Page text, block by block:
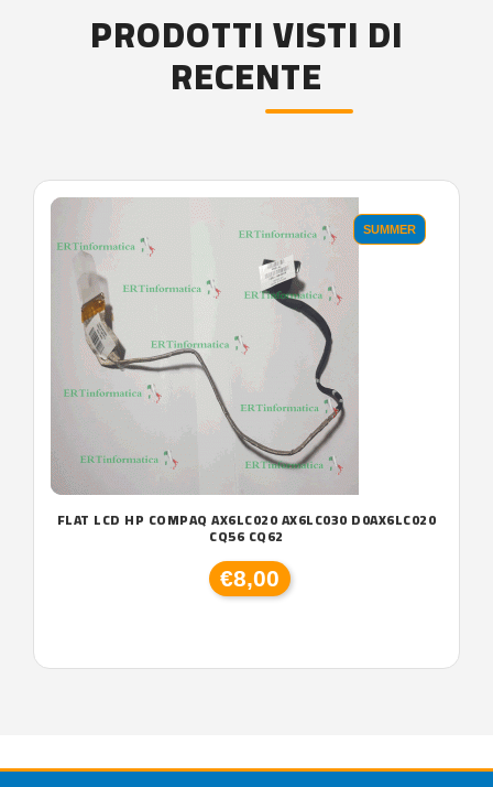
PRODOTTI VISTI DI
RECENTE
'.'
SUMMER
FLAT LCD HP COMPAQ AX6LC020 AX6LC030 D0AX6LC020
CQ56 CQ62
€8,00